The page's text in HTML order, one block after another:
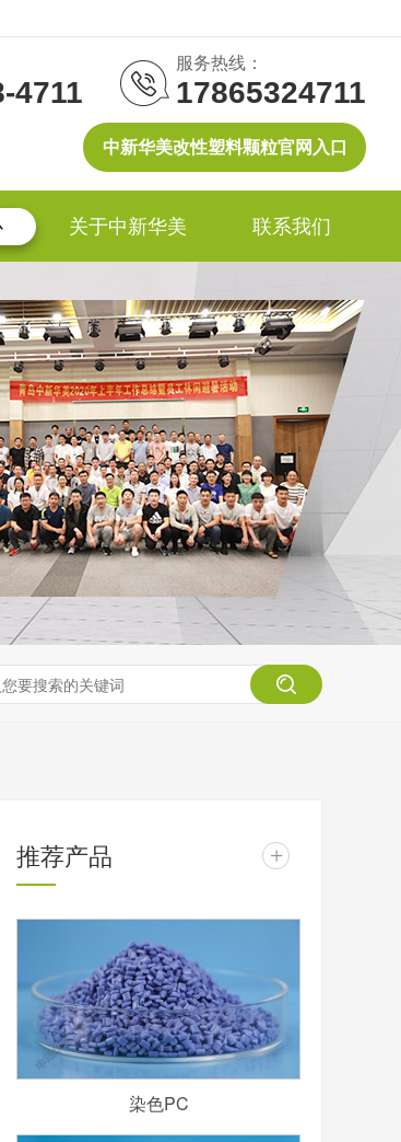
中新华美改性塑料颗粒官网入口
4711
服务热线：
17865324711
关于中新华美 联系我们
推荐产品 +
染色PC